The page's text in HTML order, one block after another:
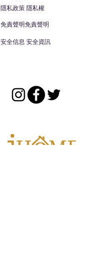
安全信息 安全資訊
免責聲明免責聲明
隱私政策 隱私權